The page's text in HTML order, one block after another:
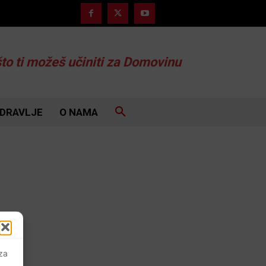
ti možeš učiniti za Domovinu
O NAMA